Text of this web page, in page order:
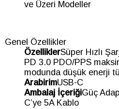
ve Üzeri Modeller
Genel Özellikler
ÖzelliklerSüper Hızlı
PD 3.0 PDO/PPS
modunda düşük enerji
ArabirimUSB-C
Ambalaj İçeriğiGüç
C’ye 5A Kablo